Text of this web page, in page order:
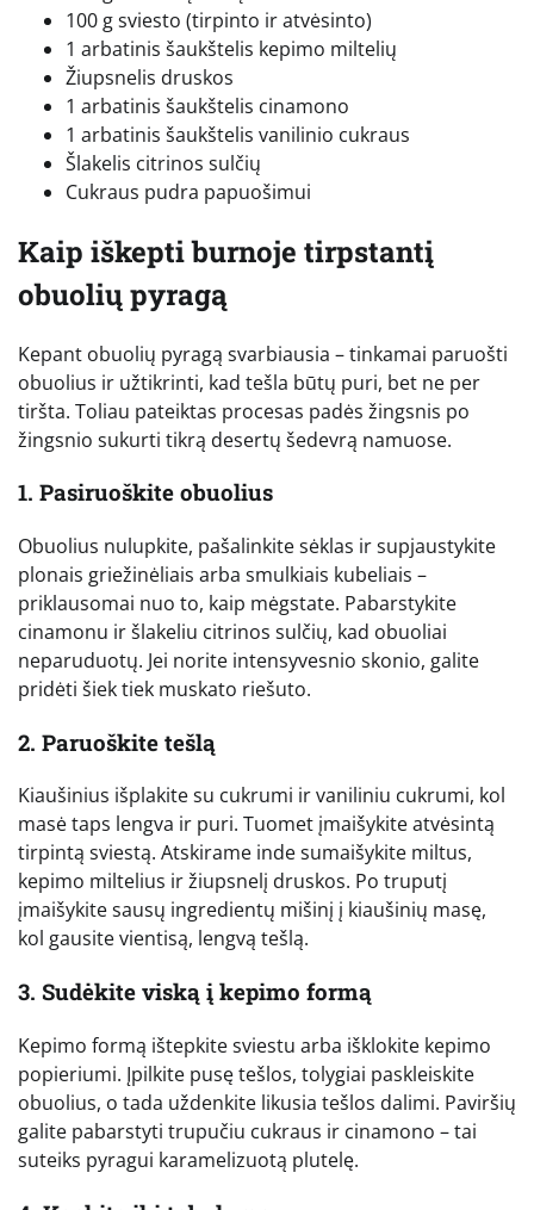
100 g sviesto (tirpinto ir atvėsinto)
1 arbatinis šaukštelis kepimo miltelių
Žiupsnelis druskos
1 arbatinis šaukštelis cinamono
1 arbatinis šaukštelis vanilinio cukraus
Šlakelis citrinos sulčių
Cukraus pudra papuošimui
Kaip iškepti burnoje tirpstantį
obuolių pyragą
Kepant obuolių pyragą svarbiausia – tinkamai paruošti
obuolius ir užtikrinti, kad tešla būtų puri, bet ne per
tiršta. Toliau pateiktas procesas padės žingsnis po
žingsnio sukurti tikrą desertų šedevrą namuose.
1. Pasiruoškite obuolius
Obuolius nulupkite, pašalinkite sėklas ir supjaustykite
plonais griežinėliais arba smulkiais kubeliais –
priklausomai nuo to, kaip mėgstate. Pabarstykite
cinamonu ir šlakeliu citrinos sulčių, kad obuoliai
neparuduotų. Jei norite intensyvesnio skonio, galite
pridėti šiek tiek muskato riešuto.
2. Paruoškite tešlą
Kiaušinius išplakite su cukrumi ir vaniliniu cukrumi, kol
masė taps lengva ir puri. Tuomet įmaišykite atvėsintą
tirpintą sviestą. Atskirame inde sumaišykite miltus,
kepimo miltelius ir žiupsnelį druskos. Po truputį
įmaišykite sausų ingredientų mišinį į kiaušinių masę,
kol gausite vientisą, lengvą tešlą.
3. Sudėkite viską į kepimo formą
Kepimo formą ištepkite sviestu arba išklokite kepimo
popieriumi. Įpilkite pusę tešlos, tolygiai paskleiskite
obuolius, o tada uždenkite likusia tešlos dalimi. Paviršių
galite pabarstyti trupučiu cukraus ir cinamono – tai
suteiks pyragui karamelizuotą plutelę.